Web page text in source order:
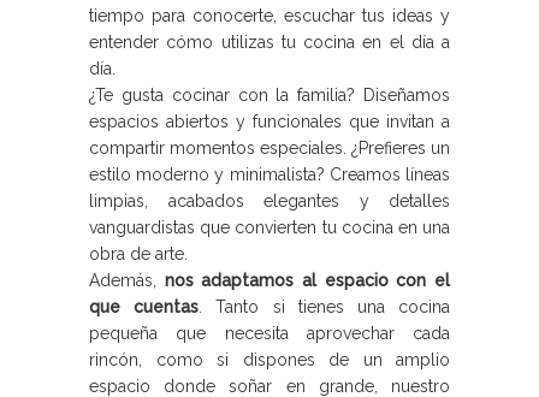
tiempo para conocerte, escuchar tus ideas y
entender cómo utilizas tu cocina en el día a
día.
¿Te gusta cocinar con la familia? Diseñamos
espacios abiertos y funcionales que invitan a
compartir momentos especiales. ¿Prefieres un
estilo moderno y minimalista? Creamos líneas
limpias, acabados elegantes y detalles
vanguardistas que convierten tu cocina en una
obra de arte.
Además, nos adaptamos al espacio con el
que cuentas . Tanto si tienes una cocina
pequeña que necesita aprovechar cada
rincón, como si dispones de un amplio
espacio donde soñar en grande, nuestro